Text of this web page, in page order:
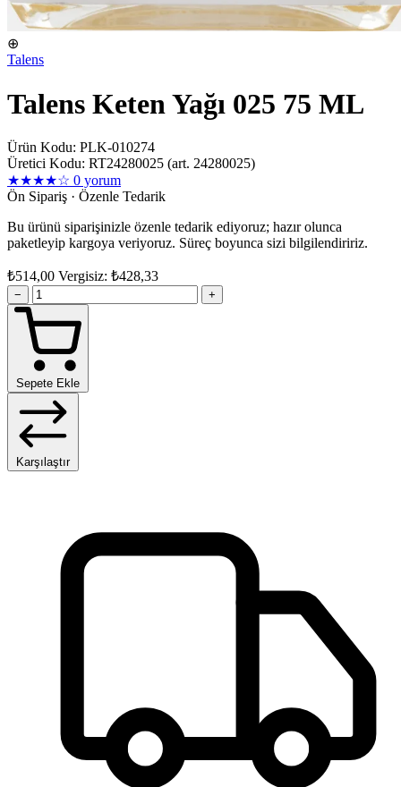
⊕
Talens
Talens Keten Yağı 025 75 ML
Ürün Kodu: PLK-010274
Üretici Kodu: RT24280025 (art. 24280025)
★★★★☆ 0 yorum
Ön Sipariş · Özenle Tedarik
Bu ürünü siparişinizle özenle tedarik ediyoruz; hazır olunca
paketleyip kargoya veriyoruz. Süreç boyunca sizi bilgilendiririz.
₺514,00 Vergisiz: ₺428,33
− +
Sepete Ekle
Karşılaştır